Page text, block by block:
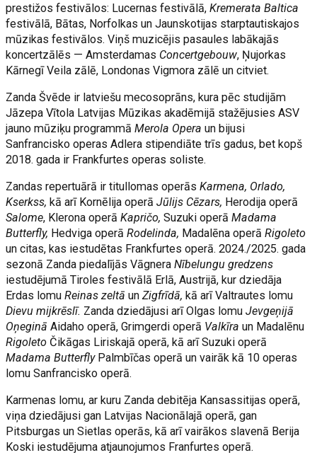
prestižos festivālos: Lucernas festivālā,Kremerata Baltica
festivālā, Bātas, Norfolkas un Jaunskotijas starptautiskajos
mūzikas festivālos. Viņš muzicējis pasaules labākajās
koncertzālēs — Amsterdamas Concertgebouw, Ņujorkas
Kārnegī Veila zālē, Londonas Vigmora zālē un citviet.
Zanda Švēde ir latviešu mecosoprāns, kura pēc studijām
Jāzepa Vītola Latvijas Mūzikas akadēmijā stažējusies ASV
jauno mūziķu programmāMerola Opera un bijusi
Sanfrancisko operas Adlera stipendiāte trīs gadus, bet kopš
2018. gada ir Frankfurtes operas soliste.
Zandas repertuārā ir titullomas operāsKarmena, Orlado,
Kserkss,kā arī Kornēlija operāJūlijs Cēzars, Herodija operā
Salome, Klerona operāKapričo, Suzuki operāMadama
Butterfly, Hedviga operāRodelinda, Madalēna operā Rigoleto
un citas, kas iestudētas Frankfurtes operā. 2024./2025. gada
sezonā Zanda piedalījās VāgneraNībelungu gredzens
iestudējumā Tiroles festivālā Erlā, Austrijā, kur dziedāja
Erdas lomu Reinas zeltā unZigfrīdā, kā arī Valtrautes lomu
Dievu mijkrēslī. Zanda dziedājusi arī Olgas lomuJevgeņijā
Oņeginā Aidaho operā, Grimgerdi operā Valkīra un Madalēnu
Rigoleto Čikāgas Liriskajā operā, kā arī Suzuki operā
Madama Butterfly Palmbīčas operā un vairāk kā 10 operas
lomu Sanfrancisko operā.
Karmenas lomu, ar kuru Zanda debitēja Kansassitijas operā,
viņa dziedājusi gan Latvijas Nacionālajā operā, gan
Pitsburgas un Sietlas operās, kā arī vairākos slavenā Berija
Koski iestudējuma atjaunojumos Franfurtes operā.